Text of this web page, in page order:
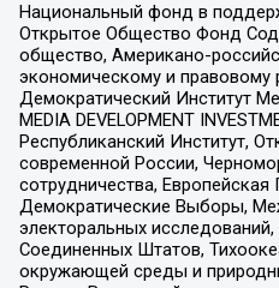
Национальный фонд в
Открытое Общество Фонд
общество, Американо-
экономическому и
Демократический Институт
MEDIA DEVELOPMENT
Республиканский Институт,
современной России,
сотрудничества,
Демократические Выборы,
электоральных
Соединенных Штатов,
окружающей среды и